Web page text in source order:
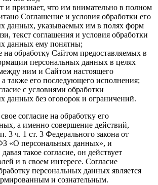
и признает, что им внимательно в полном
Соглашение и условия обработки его
данных, указываемых им в полях форм
текст соглашения и условия обработки
данных ему понятны;
на обработку Сайтом предоставляемых в
персональных данных в целях
ним и Сайтом настоящего
также его последующего исполнения;
с условиями обработки
данных без оговорок и ограничений.
согласие на обработку его
а именно совершение действий,
3 ч. 1 ст. 3 Федерального закона от
«О персональных данных», и
такое согласие, он действует
и в своем интересе. Согласие
персональных данных является
и сознательным.